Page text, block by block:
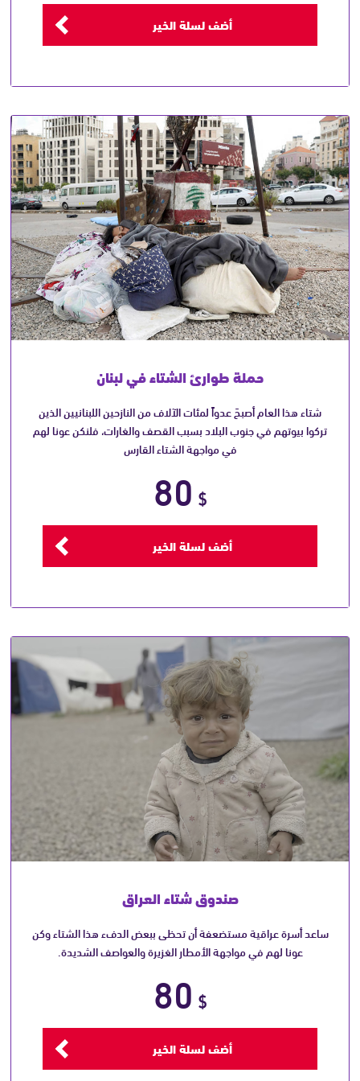
أضف لسلة الخير
حملة طوارئ الشتاء في لبنان
شتاء هذا العام أصبحَ عدواً لمئات الآلاف من النازحين اللبنانيين الذين
تركوا بيوتهم في جنوب البلاد بسبب القصف والغارات، فلنكن عونا لهم
في مواجهة الشتاء القارس
$
80
أضف لسلة الخير
صندوق شتاء العراق
ساعد أسرة عراقية مستضعفة أن تحظى ببعض الدفء هذا الشتاء وكن
عونا لهم في مواجهة الأمطار الغزيرة والعواصف الشديدة.
$
80
أضف لسلة الخير
أعِد تشغيل الفيديو